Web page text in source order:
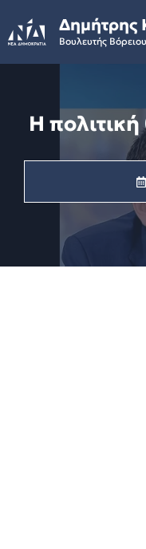
to
content
Δημήτρης
Βουλευτής
Η